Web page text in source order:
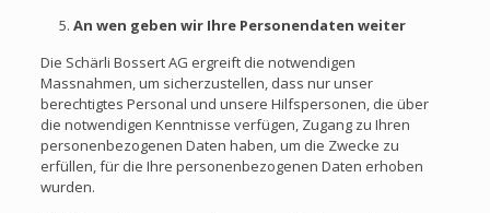
An wen geben wir Ihre Personendaten weiter
Die Schärli Bossert AG ergreift die notwendigen
Massnahmen, um sicherzustellen, dass nur unser
berechtigtes Personal und unsere Hilfspersonen, die über
die notwendigen Kenntnisse verfügen, Zugang zu Ihren
personenbezogenen Daten haben, um die Zwecke zu
erfüllen, für die Ihre personenbezogenen Daten erhoben
wurden.